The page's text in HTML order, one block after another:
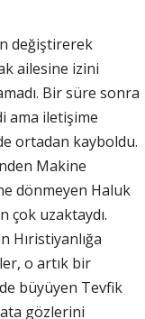
değiştirerek
ailesine izini
Bir süre sonra
ama iletişime
ortadan kayboldu.
Makine
dönmeyen Haluk
çok uzaktaydı.
Hıristiyanlığa
o artık bir
büyüyen Tevfik
gözlerini